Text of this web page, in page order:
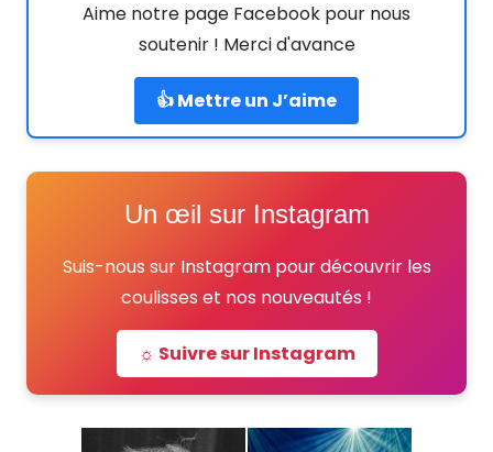
Aime notre page Facebook pour nous
soutenir ! Merci d'avance
👍 Mettre un J’aime
Un œil sur Instagram
Suis-nous sur Instagram pour découvrir les
coulisses et nos nouveautés !
☼ Suivre sur Instagram